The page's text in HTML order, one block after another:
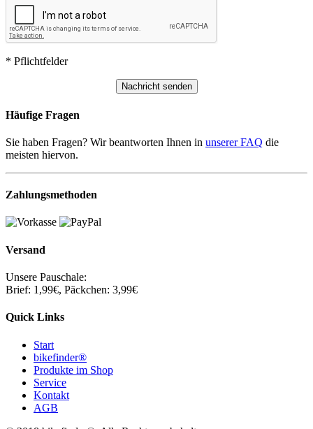
* Pflichtfelder
Häufige Fragen
Sie haben Fragen? Wir beantworten Ihnen in unserer FAQ die
meisten hiervon.
Zahlungsmethoden
Versand
Unsere Pauschale:
Brief: 1,99€, Päckchen: 3,99€
Quick Links
Start
bikefinder®
Produkte im Shop
Service
Kontakt
AGB